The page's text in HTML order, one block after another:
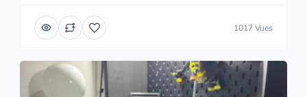
1017 Vues